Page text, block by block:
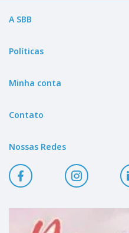
A SBB
Políticas
Minha conta
Contato
Nossas Redes